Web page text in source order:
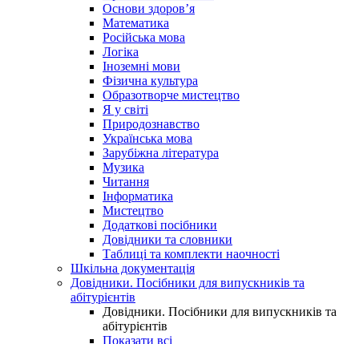
Основи здоров’я
Математика
Російська мова
Логіка
Іноземні мови
Фізична культура
Образотворче мистецтво
Я у світі
Природознавство
Українська мова
Зарубіжна література
Музика
Читання
Інформатика
Мистецтво
Додаткові посібники
Довідники та словники
Таблиці та комплекти наочності
Шкільна документація
Довідники. Посібники для випускників та
абітурієнтів
Довідники. Посібники для випускників та
абітурієнтів
Показати всі